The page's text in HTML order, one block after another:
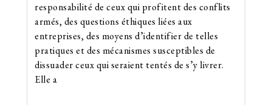
responsabilité de ceux qui profitent des conflits
armés, des questions éthiques liées aux
entreprises, des moyens d’identifier de telles
pratiques et des mécanismes susceptibles de
dissuader ceux qui seraient tentés de s’y livrer.
Elle a